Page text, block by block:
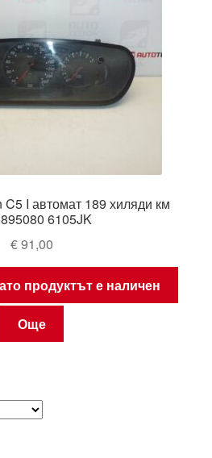
I автомат 189 хиляди км
6105JK
€91,00
продуктът е наличен
Още